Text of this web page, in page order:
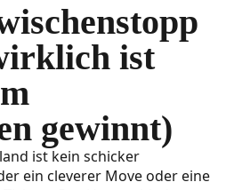
Zwischenstopp -
Geo-Loop
Express
Golden Circle
ist
gewinnt)
ist kein schicker
ein cleverer Move oder eine